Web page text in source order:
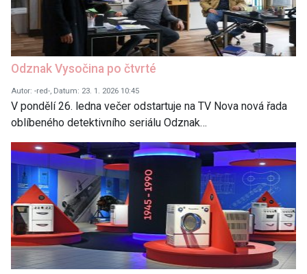
Odznak Vysočina po čtvrté
Autor: -red-, Datum: 23. 1. 2026 10:45
V pondělí 26. ledna večer odstartuje na TV Nova nová řada
oblíbeného detektivního seriálu Odznak…